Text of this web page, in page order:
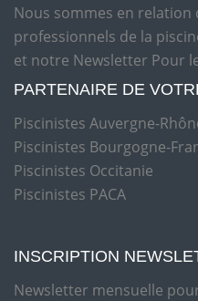
Nous sommes en relation
professionnels de la
et notre Newsletter Pour
PARTENAIRE DE
Piscinistes Auvergne-
Piscinistes Bourgogne-
Piscinistes Occitanie
Piscinistes PACA
INSCRIPTION
Newsletter mensuelle